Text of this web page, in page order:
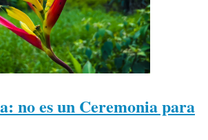
no es un Ceremonia para